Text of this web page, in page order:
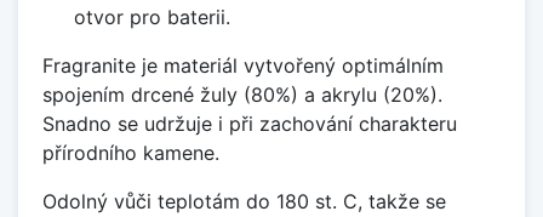
otvor pro baterii.
Fragranite je materiál vytvořený optimálním
spojením drcené žuly (80%) a akrylu (20%).
Snadno se udržuje i při zachování charakteru
přírodního kamene.
Odolný vůči teplotám do 180 st. C, takže se